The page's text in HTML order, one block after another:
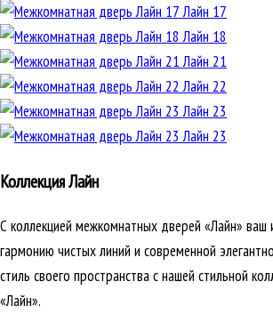
Лайн 17
Лайн 18
Лайн 21
Лайн 22
Лайн 23
Лайн 23
Коллекция Лайн
С коллекцией межкомнатных дверей «Лайн» ваш
гармонию чистых линий и современной
стиль своего пространства с нашей стильной
«Лайн».